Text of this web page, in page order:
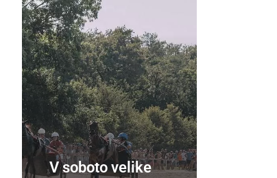
V soboto velike